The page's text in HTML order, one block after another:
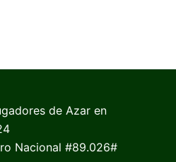
de Azar en
Nacional #89.026#